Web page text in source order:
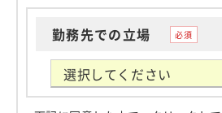
勤務先での立場